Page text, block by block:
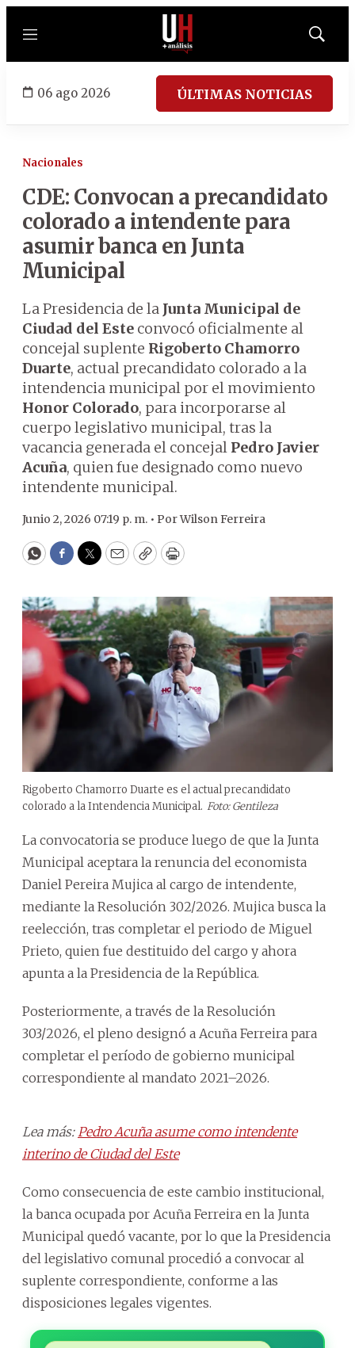
Menú
Mostrar
06 ago 2026 ÚLTIMAS NOTICIAS
Nacionales
CDE: Convocan a precandidato
colorado a intendente para
asumir banca en Junta
Municipal
La Presidencia de la Junta Municipal de
Ciudad del Este convocó oficialmente al
concejal suplente Rigoberto Chamorro
Duarte, actual precandidato colorado a la
intendencia municipal por el movimiento
Honor Colorado, para incorporarse al
cuerpo legislativo municipal, tras la
vacancia generada el concejal Pedro Javier
Acuña, quien fue designado como nuevo
intendente municipal.
Junio 2, 2026 07:19 p. m. • PorWilson Ferreira
WhatsApp
Facebook
Twitter
EmailCopyPrint
Rigoberto Chamorro Duarte es el actual precandidato
colorado a la Intendencia Municipal. Foto: Gentileza
La convocatoria se produce luego de que la Junta
Municipal aceptara la renuncia del economista
Daniel Pereira Mujica al cargo de intendente,
mediante la Resolución 302/2026. Mujica busca la
reelección, tras completar el periodo de Miguel
Prieto, quien fue destituido del cargo y ahora
apunta a la Presidencia de la República.
Posteriormente, a través de la Resolución
303/2026, el pleno designó a Acuña Ferreira para
completar el período de gobierno municipal
correspondiente al mandato 2021–2026.
Lea más: Pedro Acuña asume como intendente
interino de Ciudad del Este
Como consecuencia de este cambio institucional,
la banca ocupada por Acuña Ferreira en la Junta
Municipal quedó vacante, por lo que la Presidencia
del legislativo comunal procedió a convocar al
suplente correspondiente, conforme a las
disposiciones legales vigentes.